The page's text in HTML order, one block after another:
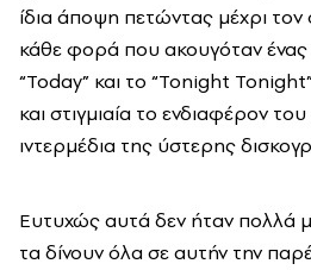
ίδια άποψη πετώντας μέχρι
κάθε φορά που ακουγόταν
“Today” και το “Tonight Tonight
και στιγμιαία το ενδιαφέρον
ιντερμέδια της ύστερης
Ευτυχώς αυτά δεν ήταν πολλά
τα δίνουν όλα σε αυτήν την